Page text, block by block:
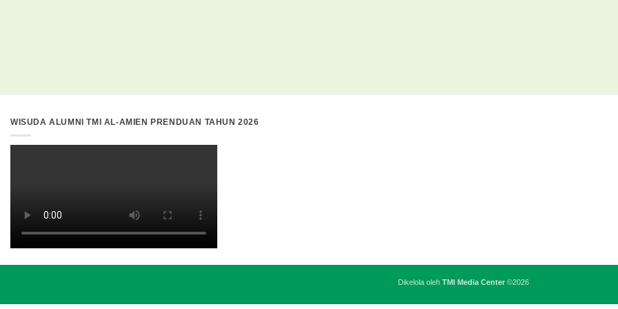
WISUDA ALUMNI TMI AL-AMIEN PRENDUAN TAHUN 2026
Dikelola oleh TMI Media Center ©2026